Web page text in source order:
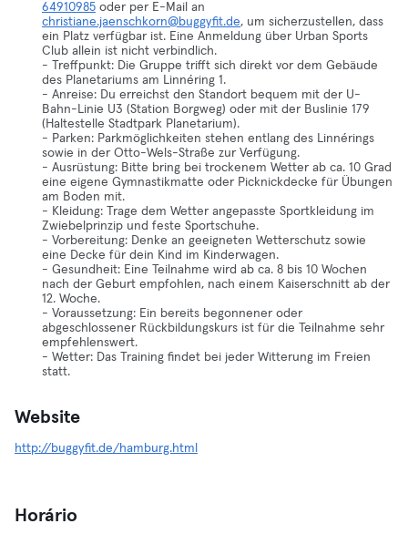
64910985 oder per E-Mail an
christiane.jaenschkorn@buggyfit.de, um sicherzustellen, dass
ein Platz verfügbar ist. Eine Anmeldung über Urban Sports
Club allein ist nicht verbindlich.
- Treffpunkt: Die Gruppe trifft sich direkt vor dem Gebäude
des Planetariums am Linnéring 1.
- Anreise: Du erreichst den Standort bequem mit der U-
Bahn-Linie U3 (Station Borgweg) oder mit der Buslinie 179
(Haltestelle Stadtpark Planetarium).
- Parken: Parkmöglichkeiten stehen entlang des Linnérings
sowie in der Otto-Wels-Straße zur Verfügung.
- Ausrüstung: Bitte bring bei trockenem Wetter ab ca. 10 Grad
eine eigene Gymnastikmatte oder Picknickdecke für Übungen
am Boden mit.
- Kleidung: Trage dem Wetter angepasste Sportkleidung im
Zwiebelprinzip und feste Sportschuhe.
- Vorbereitung: Denke an geeigneten Wetterschutz sowie
eine Decke für dein Kind im Kinderwagen.
- Gesundheit: Eine Teilnahme wird ab ca. 8 bis 10 Wochen
nach der Geburt empfohlen, nach einem Kaiserschnitt ab der
12. Woche.
- Voraussetzung: Ein bereits begonnener oder
abgeschlossener Rückbildungskurs ist für die Teilnahme sehr
empfehlenswert.
- Wetter: Das Training findet bei jeder Witterung im Freien
statt.
Website
http://buggyfit.de/hamburg.html
Horário